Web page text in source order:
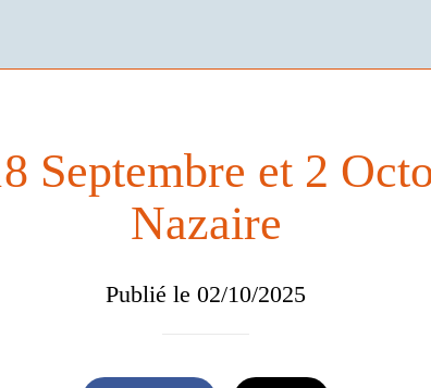
Septembre et 2
Nazaire
Publié le 02/10/2025